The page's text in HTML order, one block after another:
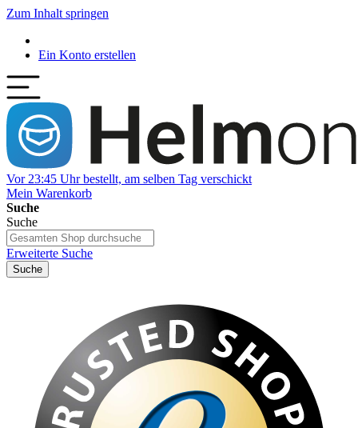
Zum Inhalt springen
Ein Konto erstellen
Vor 23:45 Uhr bestellt, am selben Tag verschickt
Mein Warenkorb
Suche
Suche
Erweiterte Suche
Suche